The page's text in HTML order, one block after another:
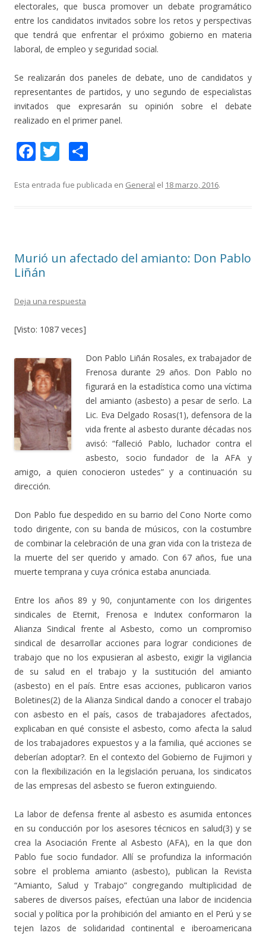
electorales, que busca promover un debate programático
entre los candidatos invitados sobre los retos y perspectivas
que tendrá que enfrentar el próximo gobierno en materia
laboral, de empleo y seguridad social.
Se realizarán dos paneles de debate, uno de candidatos y
representantes de partidos, y uno segundo de especialistas
invitados que expresarán su opinión sobre el debate
realizado en el primer panel.
F
e
k
T
itt m
r
Esta entrada fue publicada en General el 18 marzo, 2016.
Murió un afectado del amianto: Don Pablo
Liñán
Deja una respuesta
[Visto: 1087 veces]
Don Pablo Liñán Rosales, ex trabajador de
Frenosa durante 29 años. Don Pablo no
figurará en la estadística como una víctima
del amianto (asbesto) a pesar de serlo. La
Lic. Eva Delgado Rosas(1), defensora de la
vida frente al asbesto durante décadas nos
avisó: “falleció Pablo, luchador contra el
asbesto, socio fundador de la AFA y
amigo, a quien conocieron ustedes” y a continuación su
dirección.
Don Pablo fue despedido en su barrio del Cono Norte como
todo dirigente, con su banda de músicos, con la costumbre
de combinar la celebración de una gran vida con la tristeza de
la muerte del ser querido y amado. Con 67 años, fue una
muerte temprana y cuya crónica estaba anunciada.
Entre los años 89 y 90, conjuntamente con los dirigentes
sindicales de Eternit, Frenosa e Indutex conformaron la
Alianza Sindical frente al Asbesto, como un compromiso
sindical de desarrollar acciones para lograr condiciones de
trabajo que no los expusieran al asbesto, exigir la vigilancia
de su salud en el trabajo y la sustitución del amianto
(asbesto) en el país. Entre esas acciones, publicaron varios
Boletines(2) de la Alianza Sindical dando a conocer el trabajo
con asbesto en el país, casos de trabajadores afectados,
explicaban en qué consiste el asbesto, como afecta la salud
de los trabajadores expuestos y a la familia, qué acciones se
deberían adoptar?. En el contexto del Gobierno de Fujimori y
con la flexibilización en la legislación peruana, los sindicatos
de las empresas del asbesto se fueron extinguiendo.
La labor de defensa frente al asbesto es asumida entonces
en su conducción por los asesores técnicos en salud(3) y se
crea la Asociación Frente al Asbesto (AFA), en la que don
Pablo fue socio fundador. Allí se profundiza la información
sobre el problema amianto (asbesto), publican la Revista
“Amianto, Salud y Trabajo” congregando multiplicidad de
saberes de diversos países, efectúan una labor de incidencia
social y política por la prohibición del amianto en el Perú y se
tejen lazos de solidaridad continental e iberoamericana